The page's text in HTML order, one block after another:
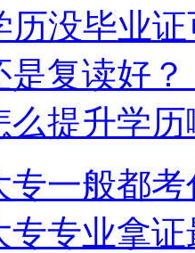
历没毕业
是复读好？
么提升学历
专一般都
专专业拿